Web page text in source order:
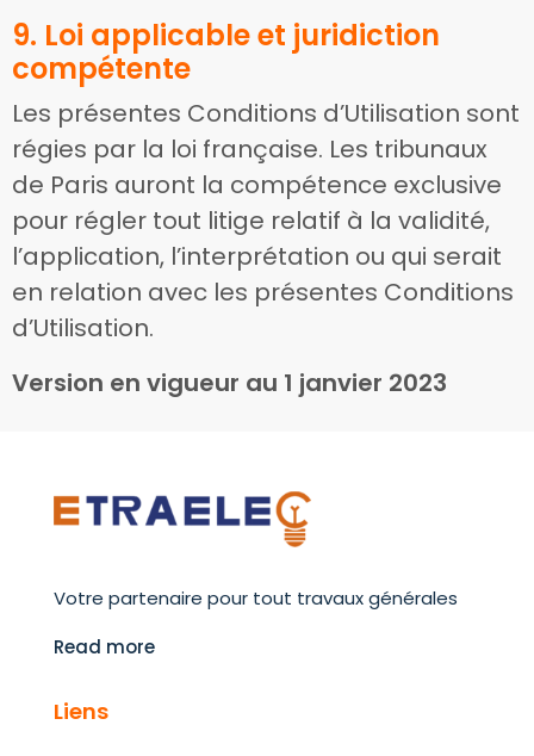
9. Loi applicable et juridiction
compétente
Les présentes Conditions d’Utilisation sont
régies par la loi française. Les tribunaux
de Paris auront la compétence exclusive
pour régler tout litige relatif à la validité,
l’application, l’interprétation ou qui serait
en relation avec les présentes Conditions
d’Utilisation.
Version en vigueur au 1 janvier 2023
Votre partenaire pour tout travaux générales
Read more
Liens